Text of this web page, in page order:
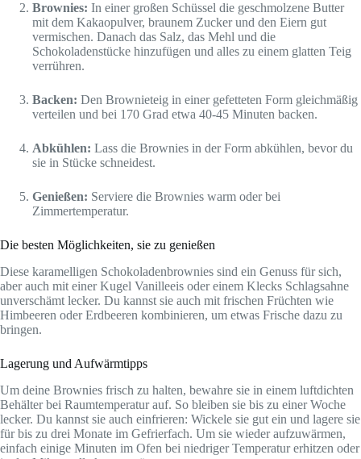
Brownies: In einer großen Schüssel die geschmolzene Butter
mit dem Kakaopulver, braunem Zucker und den Eiern gut
vermischen. Danach das Salz, das Mehl und die
Schokoladenstücke hinzufügen und alles zu einem glatten Teig
verrühren.
Backen: Den Brownieteig in einer gefetteten Form gleichmäßig
verteilen und bei 170 Grad etwa 40-45 Minuten backen.
Abkühlen: Lass die Brownies in der Form abkühlen, bevor du
sie in Stücke schneidest.
Genießen: Serviere die Brownies warm oder bei
Zimmertemperatur.
Die besten Möglichkeiten, sie zu genießen
Diese karamelligen Schokoladenbrownies sind ein Genuss für sich,
aber auch mit einer Kugel Vanilleeis oder einem Klecks Schlagsahne
unverschämt lecker. Du kannst sie auch mit frischen Früchten wie
Himbeeren oder Erdbeeren kombinieren, um etwas Frische dazu zu
bringen.
Lagerung und Aufwärmtipps
Um deine Brownies frisch zu halten, bewahre sie in einem luftdichten
Behälter bei Raumtemperatur auf. So bleiben sie bis zu einer Woche
lecker. Du kannst sie auch einfrieren: Wickele sie gut ein und lagere sie
für bis zu drei Monate im Gefrierfach. Um sie wieder aufzuwärmen,
einfach einige Minuten im Ofen bei niedriger Temperatur erhitzen oder